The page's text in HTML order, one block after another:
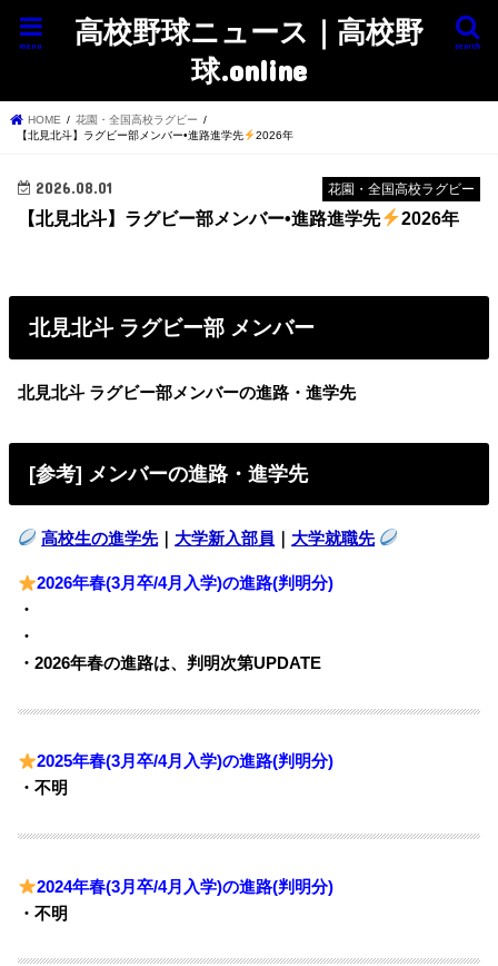
高校野球ニュース｜高校野
球.online
search
menu
HOME
花園・全国高校ラグビー
【北見北斗】ラグビー部メンバー•進路進学先
2026年
花園・全国高校ラグビー
2026.08.01
【北見北斗】ラグビー部メンバー•進路進学先 2026年
北見北斗 ラグビー部 メンバー
北見北斗 ラグビー部メンバーの進路・進学先
[参考] メンバーの進路・進学先
高校生の進学先｜ 大学新入部員 大学就職先
2026年春(3月卒/4月入学)の進路(判明分)
・
・
・2026年春の進路は、判明次第UPDATE
2025年春(3月卒/4月入学)の進路(判明分)
・不明
2024年春(3月卒/4月入学)の進路(判明分)
・不明